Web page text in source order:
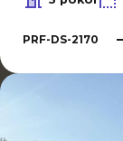
PRF-DS-2170